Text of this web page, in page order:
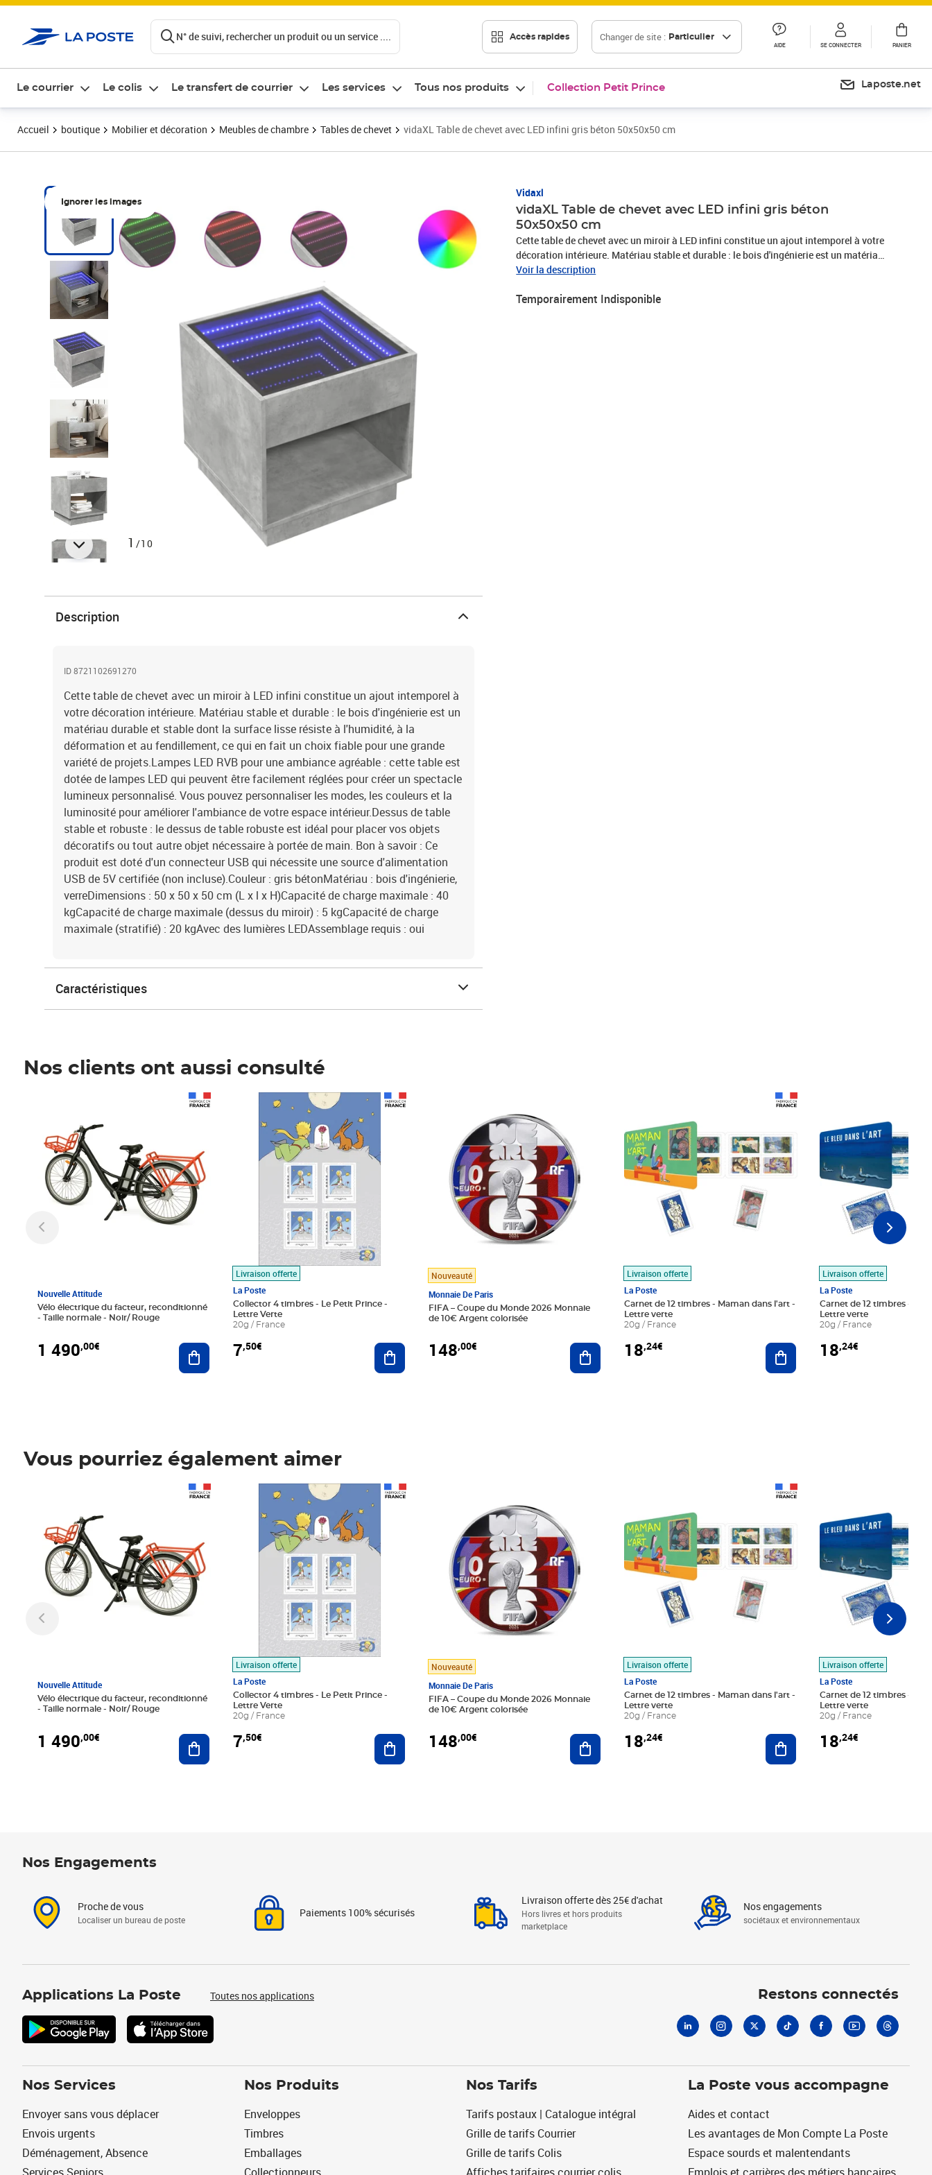
N° de suivi, rechercher un produit ou un service .... Accès rapides Changer de site : Particulier
AIDE SE CONNECTER PANIER
Le courrier Le colis Le transfert de courrier Les services Tous nos produits Collection Petit Prince Laposte.net
Accueil boutique Mobilier et décoration Meubles de chambre Tables de chevet vidaXL Table de chevet avec LED infini gris béton 50x50x50 cm
Ignorer les images
1 /10
Vidaxl
vidaXL Table de chevet avec LED infini gris béton
50x50x50 cm
Cette table de chevet avec un miroir à LED infini constitue un ajout intemporel à votre
décoration intérieure. Matériau stable et durable : le bois d'ingénierie est un matériau
durable et stable dont la surface lisse résiste à l'humidité, à la déformation et au
LED RVB pour une ambiance agréable : cette table est dotée de lampes LED qui
Voir la description
Temporairement Indisponible
Description
ID 8721102691270
Cette table de chevet avec un miroir à LED infini constitue un ajout intemporel à
votre décoration intérieure. Matériau stable et durable : le bois d'ingénierie est un
matériau durable et stable dont la surface lisse résiste à l'humidité, à la
déformation et au fendillement, ce qui en fait un choix fiable pour une grande
variété de projets.Lampes LED RVB pour une ambiance agréable : cette table est
dotée de lampes LED qui peuvent être facilement réglées pour créer un spectacle
lumineux personnalisé. Vous pouvez personnaliser les modes, les couleurs et la
luminosité pour améliorer l'ambiance de votre espace intérieur.Dessus de table
stable et robuste : le dessus de table robuste est idéal pour placer vos objets
décoratifs ou tout autre objet nécessaire à portée de main. Bon à savoir : Ce
produit est doté d'un connecteur USB qui nécessite une source d'alimentation
USB de 5V certifiée (non incluse).Couleur : gris bétonMatériau : bois d'ingénierie,
verreDimensions : 50 x 50 x 50 cm (L x l x H)Capacité de charge maximale : 40
kgCapacité de charge maximale (dessus du miroir) : 5 kgCapacité de charge
maximale (stratifié) : 20 kgAvec des lumières LEDAssemblage requis : oui
Caractéristiques
Nos clients ont aussi consulté
Nouvelle Attitude
Vélo électrique du facteur, reconditionné
- Taille normale - Noir/ Rouge
1 490,00€ Ajouter au panier
Livraison offerte
La Poste
Collector 4 timbres - Le Petit Prince -
Lettre Verte
20g / France
7,50€
Prix 7,50€
Ajouter au panier
Nouveauté
Monnaie De Paris
FIFA – Coupe du Monde 2026 Monnaie
de 10€ Argent colorisée
148,00€ Ajouter au panier
Livraison offerte
La Poste
Carnet de 12 timbres - Maman dans l'art -
Lettre verte
20g / France
18,24€ Ajouter au panier
Livraison offerte
La Poste
Carnet de 12 timbres - Le
Lettre verte
20g / France
18,24€
Vous pourriez également aimer
Nouvelle Attitude
Vélo électrique du facteur, reconditionné
- Taille normale - Noir/ Rouge
1 490,00€ Ajouter au panier
Livraison offerte
La Poste
Collector 4 timbres - Le Petit Prince -
Lettre Verte
20g / France
7,50€
Prix 7,50€
Ajouter au panier
Nouveauté
Monnaie De Paris
FIFA – Coupe du Monde 2026 Monnaie
de 10€ Argent colorisée
148,00€ Ajouter au panier
Livraison offerte
La Poste
Carnet de 12 timbres - Maman dans l'art -
Lettre verte
20g / France
18,24€ Ajouter au panier
Livraison offerte
La Poste
Carnet de 12 timbres - Le
Lettre verte
20g / France
18,24€
Nos Engagements
Proche de vous
Localiser un bureau de poste
Paiements 100% sécurisés
Livraison offerte dès 25€ d'achat
Hors livres et hors produits
marketplace
Nos engagements
sociétaux et environnementaux
Applications La Poste Toutes nos applications Restons connectés
Nos Services
Envoyer sans vous déplacer
Envois urgents
Déménagement, Absence
Nos Produits
Enveloppes
Timbres
Emballages
Nos Tarifs
Tarifs postaux | Catalogue intégral
Grille de tarifs Courrier
Grille de tarifs Colis
La Poste vous accompagne
Aides et contact
Les avantages de Mon Compte La Poste
Espace sourds et malentendants